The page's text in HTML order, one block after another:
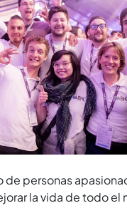
de personas
la vida de todo el